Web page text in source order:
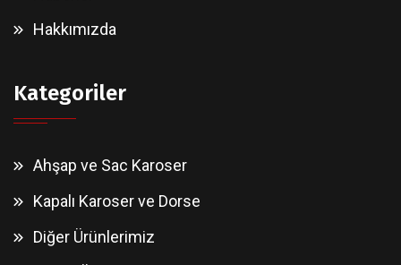
Hakkımızda
Kategoriler
Ahşap ve Sac Karoser
Kapalı Karoser ve Dorse
Diğer Ürünlerimiz